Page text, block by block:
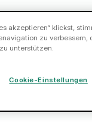
2
Buche
schon für
akzeptieren“ klickst,
zu
unterstützen.
Cookie-Einstellungen